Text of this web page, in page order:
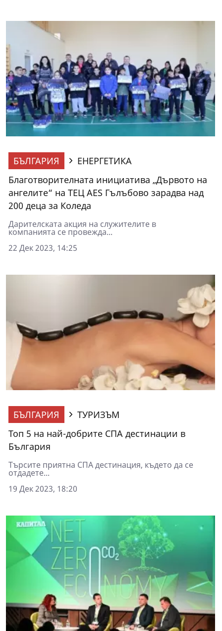
БЪЛГАРИЯ
ЕНЕРГЕТИКА
Благотворителната инициатива „Дървото на
ангелите“ на ТЕЦ AES Гълъбово зарадва над
200 деца за Коледа
Дарителската акция на служителите в
компанията се провежда...
22 Дек 2023, 14:25
БЪЛГАРИЯ
ТУРИЗЪМ
Топ 5 на най-добрите СПА дестинации в
България
Търсите приятна СПА дестинация, където да се
отдадете...
19 Дек 2023, 18:20